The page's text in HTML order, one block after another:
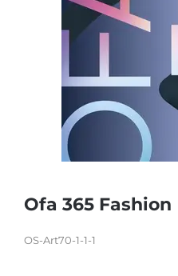
Ofa 365 Fashion
OS-Art70-1-1-1